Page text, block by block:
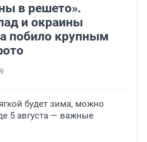
в решето».
и окраины
побило крупным
будет зима, можно
5 августа — важные